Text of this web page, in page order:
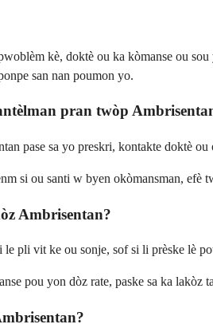
kè, doktè ou ka kòmanse ou
san nan poumon yo.
pran twòp
pase sa yo preskri, kontakte doktè
si ou santi w byen okòmansman, efè
Ambrisentan?
pli vit ke ou sonje, sof si li prèske lè
pou yon dòz rate, paske sa ka